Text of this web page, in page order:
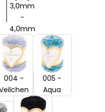
3,0mm
-
4,0mm
- Veilchen
004 -
005 - Aqua
005 -
Aqua
009 - Schwarz